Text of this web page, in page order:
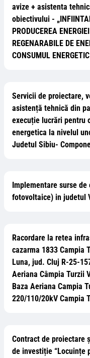
avize + asistenta
obiectivului -
PRODUCEREA
REGENARABILE DE
CONSUMUL
Servicii de proiectare,
asistență tehnică din
execuție lucrări pentru
energetica la nivelul
Judetul Sibiu-
Implementare surse
fotovoltaice) in judetul
Racordare la retea
cazarma 1833 Campia
Luna, jud. Cluj R-25-
Aeriana Câmpia Turzii
Baza Aeriana Campia
220/110/20kV Campia
Contract de proiectare
de investiție “Locuințe